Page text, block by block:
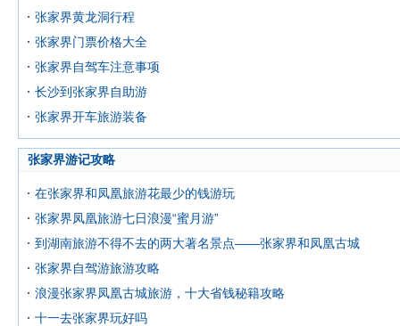
张家界黄龙洞行程
张家界门票价格大全
张家界自驾车注意事项
长沙到张家界自助游
张家界开车旅游装备
张家界游记攻略
在张家界和凤凰旅游花最少的钱游玩
张家界凤凰旅游七日浪漫“蜜月游”
到湖南旅游不得不去的两大著名景点——张家界和凤凰古城
张家界自驾游旅游攻略
浪漫张家界凤凰古城旅游，十大省钱秘籍攻略
十一去张家界玩好吗